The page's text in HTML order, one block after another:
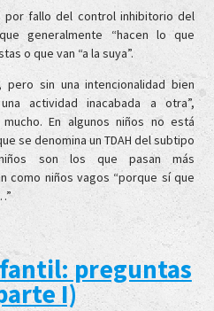
por fallo del control inhibitorio del
generalmente “hacen lo que
o que van “a la suya”.
, pero sin una intencionalidad bien
actividad inacabada a otra”,
En algunos niños no está
se denomina un TDAH del subtipo
son los que pasan más
como niños vagos “porque sí que
preguntas
I)